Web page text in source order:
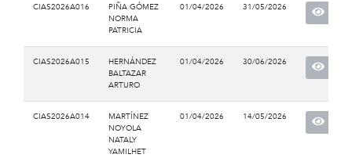
CIAS2026A016
PIÑA GÓMEZ
NORMA
PATRICIA
01/04/2026 31/05/2026
CIAS2026A015
HERNÁNDEZ
BALTAZAR
ARTURO
01/04/2026 30/06/2026
CIAS2026A014
MARTÍNEZ
NOYOLA
NATALY
YAMILHET
01/04/2026 14/05/2026